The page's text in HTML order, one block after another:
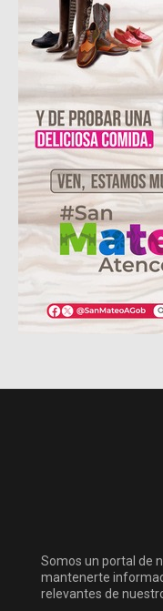
Somos un portal de
mantenerte
relevantes de